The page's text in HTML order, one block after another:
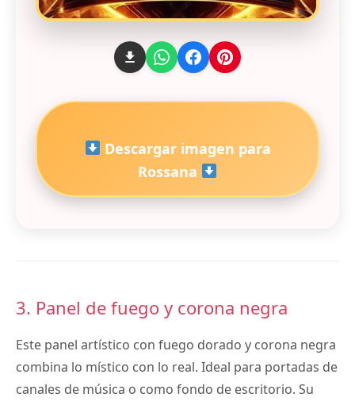
Descargar imagen para
Rossana
3. Panel de fuego y corona negra
Este panel artístico con fuego dorado y corona negra
combina lo místico con lo real. Ideal para portadas de
canales de música o como fondo de escritorio. Su